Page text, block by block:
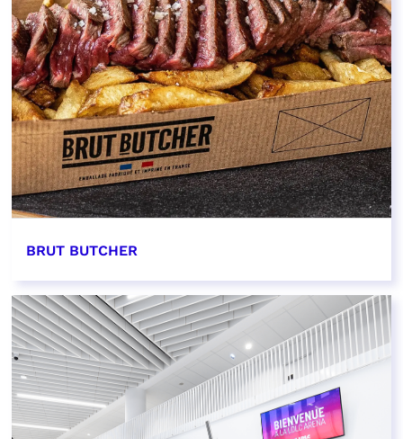
BRUT BUTCHER
EN SAVOIR PLUS